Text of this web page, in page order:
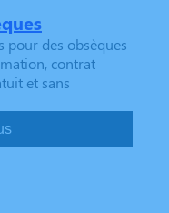
pour des obsèques
contrat
et sans